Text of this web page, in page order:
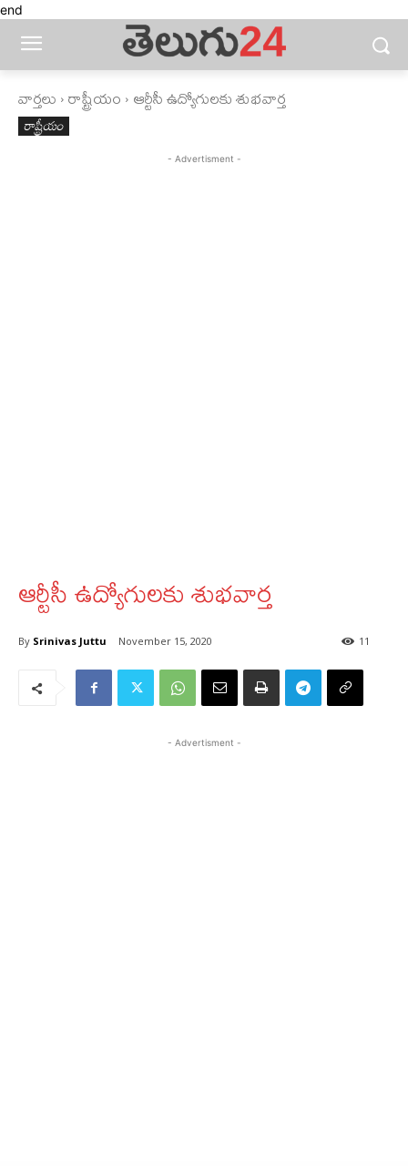
end
వార్తలు రాష్ట్రీయం ఆర్టీసీ ఉద్యోగులకు శుభవార్త
రాష్ట్రీయం
- Advertisment -
ఆర్టీసీ ఉద్యోగులకు శుభవార్త
By Srinivas Juttu November 15, 2020 11
- Advertisment -